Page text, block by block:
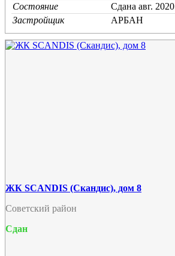
Состояние
Cдана авг. 2020
Застройщик
АРБАН
ЖК SCANDIS (Скандис), дом 8
Советский район
Сдан